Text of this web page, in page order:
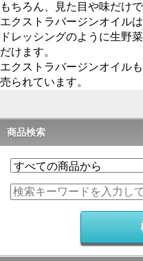
もちろん、見た目や味だけ
エクストラバージンオイル
ドレッシングのように生野
だけます。
エクストラバージンオイル
売られています。
商品検索